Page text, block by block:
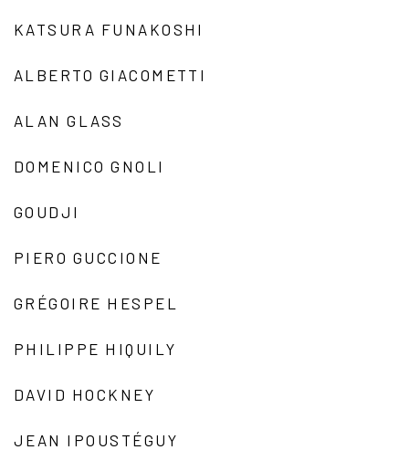
KATSURA FUNAKOSHI
ALBERTO GIACOMETTI
ALAN GLASS
DOMENICO GNOLI
GOUDJI
PIERO GUCCIONE
GRÉGOIRE HESPEL
PHILIPPE HIQUILY
DAVID HOCKNEY
JEAN IPOUSTÉGUY